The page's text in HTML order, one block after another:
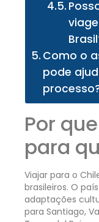
Como o
pode
Por
para
Viajar para o
brasileiros. O
adaptações
para Santiago,